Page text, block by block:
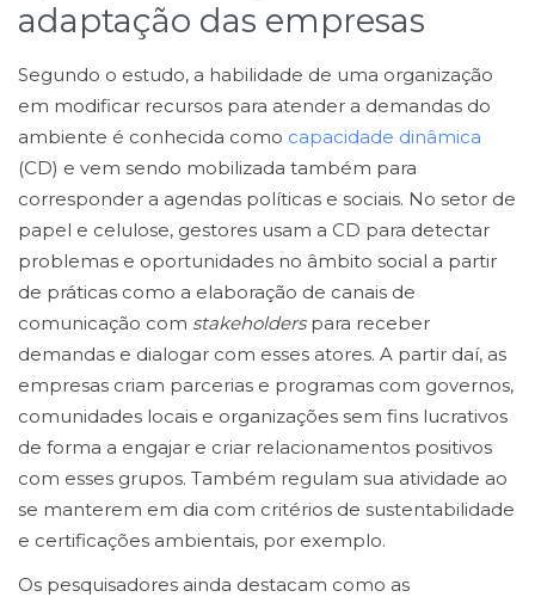
adaptação das empresas
Segundo o estudo, a habilidade de uma organização
em modificar recursos para atender a demandas do
ambiente é conhecida como capacidade dinâmica
(CD) e vem sendo mobilizada também para
corresponder a agendas políticas e sociais. No setor de
papel e celulose, gestores usam a CD para detectar
problemas e oportunidades no âmbito social a partir
de práticas como a elaboração de canais de
comunicação com stakeholderspara receber
demandas e dialogar com esses atores. A partir daí, as
empresas criam parcerias e programas com governos,
comunidades locais e organizações sem fins lucrativos
de forma a engajar e criar relacionamentos positivos
com esses grupos. Também regulam sua atividade ao
se manterem em dia com critérios de sustentabilidade
e certificações ambientais, por exemplo.
Os pesquisadores ainda destacam como as